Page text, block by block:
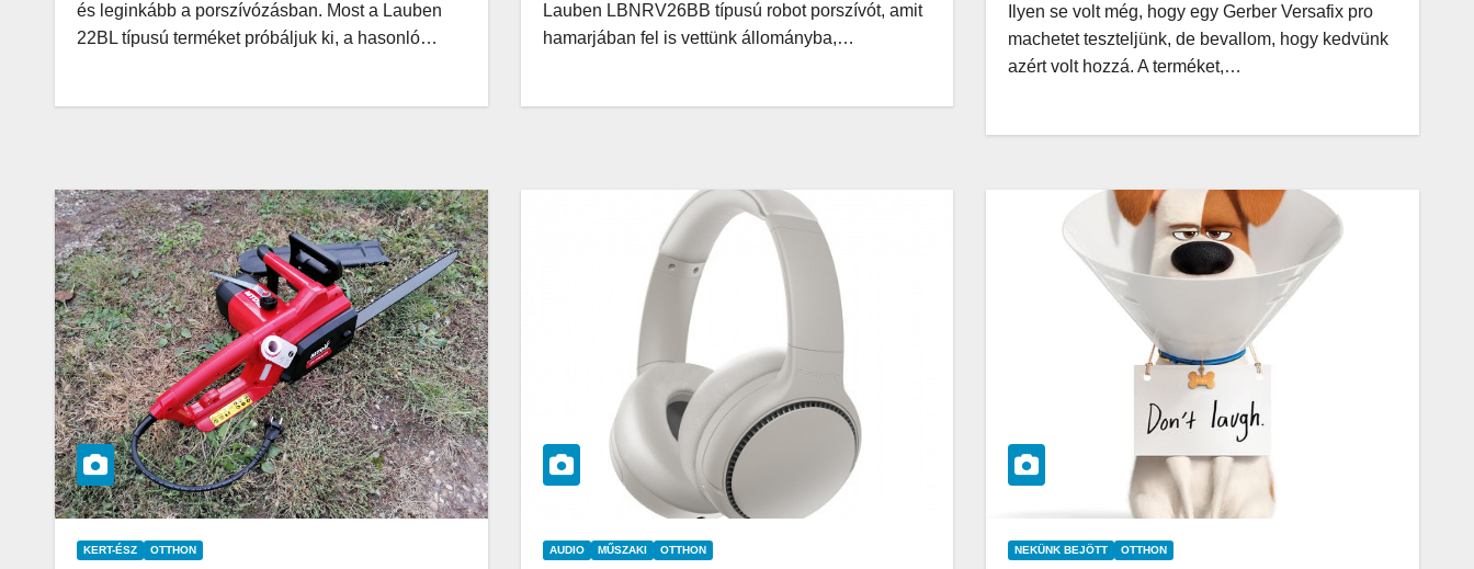
és leginkább a porszívózásban. Most a Lauben
22BL típusú terméket próbáljuk ki, a hasonló…
Lauben LBNRV26BB típusú robot porszívót, amit
hamarjában fel is vettünk állományba,…
Ilyen se volt még, hogy egy Gerber Versafix pro
machetet teszteljünk, de bevallom, hogy kedvünk
azért volt hozzá. A terméket,…
KERT-ÉSZ OTTHON AUDIO MŰSZAKI OTTHON NEKÜNK BEJÖTT OTTHON